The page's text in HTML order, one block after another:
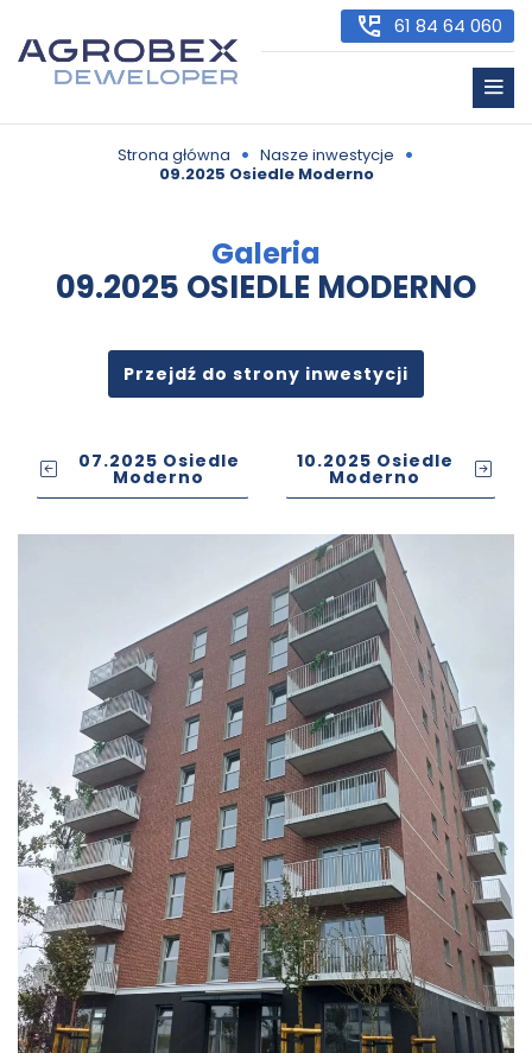
61 84 64 060
Strona główna • Nasze inwestycje •
09.2025 Osiedle Moderno
Galeria
09.2025 OSIEDLE MODERNO
Przejdź do strony inwestycji
07.2025 Osiedle
Moderno
10.2025 Osiedle
Moderno